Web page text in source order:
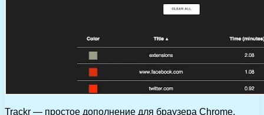
Trackr — простое дополнение для браузера Chrome,